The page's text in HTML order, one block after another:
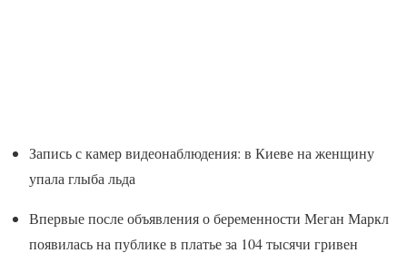
Запись с камер видеонаблюдения: в Киеве на женщину
упала глыба льда
Впервые после объявления о беременности Меган Маркл
появилась на публике в платье за 104 тысячи гривен